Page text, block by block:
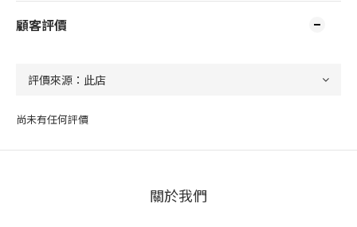
顧客評價
尚未有任何評價
關於我們